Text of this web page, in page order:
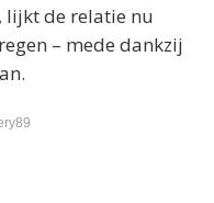
lijkt de relatie nu
– mede dankzij